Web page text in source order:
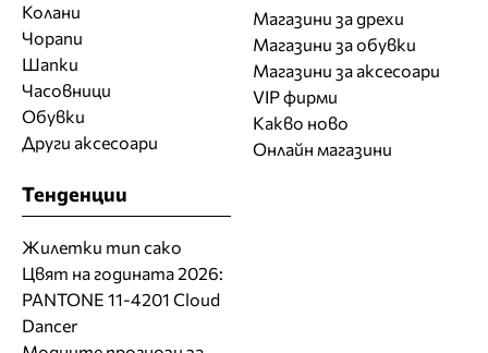
Колани
Чорапи
Шапки
Часовници
Обувки
Други аксесоари
Магазини за дрехи
Магазини за обувки
Магазини за aксесоари
VIP фирми
Какво ново
Онлайн магазини
Тенденции
Жилетки тип сако
Цвят на годината 2026:
PANTONE 11-4201 Cloud
Dancer